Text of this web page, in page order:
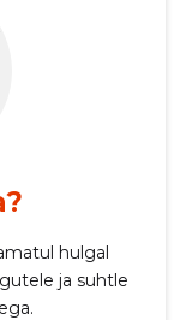
hulgal
ja suhtle